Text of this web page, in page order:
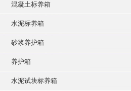
混凝土标养箱
水泥标养箱
砂浆养护箱
养护箱
水泥试块标养箱